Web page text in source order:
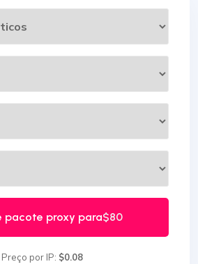
pacote proxy para$80
Preço por IP: $0.08